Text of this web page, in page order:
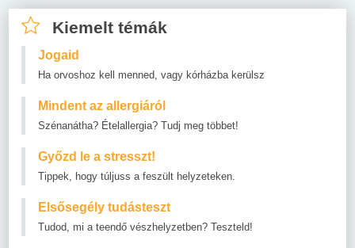
Kiemelt témák
Jogaid
Ha orvoshoz kell menned, vagy kórházba kerülsz
Mindent az allergiáról
Szénanátha? Ételallergia? Tudj meg többet!
Győzd le a stresszt!
Tippek, hogy túljuss a feszült helyzeteken.
Elsősegély tudásteszt
Tudod, mi a teendő vészhelyzetben? Teszteld!